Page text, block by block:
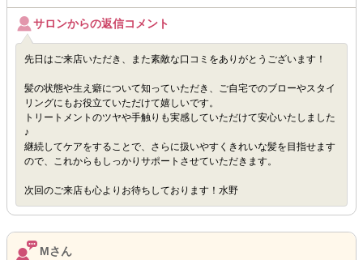
サロンからの返信コメント
先日はご来店いただき、また素敵な口コミをありがとうございます！
髪の状態や生え癖について知っていただき、ご自宅でのブローやスタイ
リングにもお役立ていただけて嬉しいです。
トリートメントのツヤや手触りも実感していただけて安心いたしました
♪
継続してケアをすることで、さらに扱いやすくきれいな髪を目指せます
ので、これからもしっかりサポートさせていただきます。
次回のご来店も心よりお待ちしております！水野
Mさん